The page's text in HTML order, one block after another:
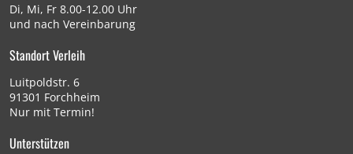
Di, Mi, Fr 8.00-12.00 Uhr
und nach Vereinbarung
Standort Verleih
Luitpoldstr. 6
91301 Forchheim
Nur mit Termin!
Unterstützen